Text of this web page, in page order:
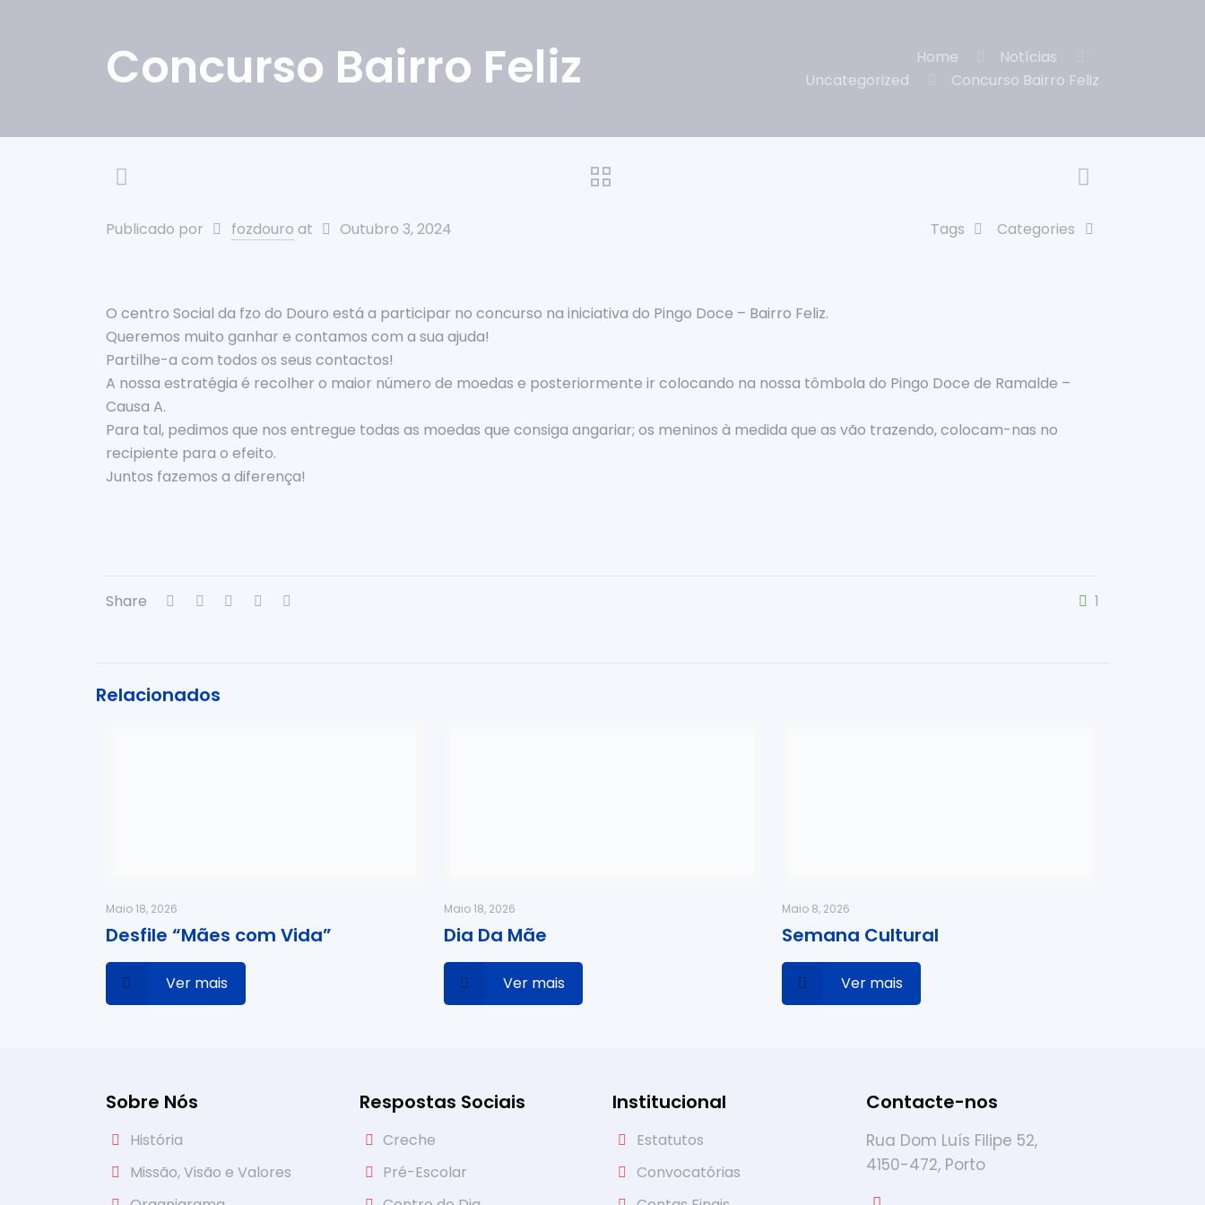
Concurso Bairro Feliz Home
Notícias
Uncategorized
Concurso Bairro Feliz
Publicado por fozdouro at Outubro 3, 2024 Categories
Tags
O centro Social da fzo do Douro está a participar no concurso na iniciativa do Pingo Doce – Bairro Feliz.
Queremos muito ganhar e contamos com a sua ajuda!
Partilhe-a com todos os seus contactos!
A nossa estratégia é recolher o maior número de moedas e posteriormente ir colocando na nossa tômbola do Pingo Doce de Ramalde –
Causa A.
Para tal, pedimos que nos entregue todas as moedas que consiga angariar; os meninos à medida que as vão trazendo, colocam-nas no
recipiente para o efeito.
Juntos fazemos a diferença!
Share 1
Relacionados
Maio 18, 2026
Desfile “Mães com Vida”
Ver mais
Maio 18, 2026
Dia Da Mãe
Ver mais
Maio 8, 2026
Semana Cultural
Ver mais
Sobre Nós
História
Missão, Visão e Valores
Respostas Sociais
Creche
Pré-Escolar
Institucional
Estatutos
Convocatórias
Contacte-nos
Rua Dom Luís Filipe 52,
4150-472, Porto